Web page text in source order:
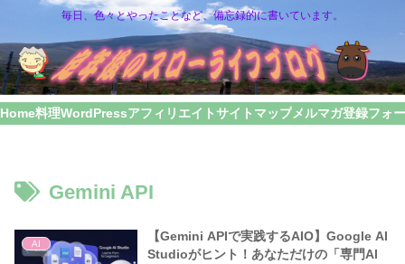
毎日、色々とやったことなど、備忘録的に書いています。
Home料理WordPressアフィリエイトサイトマップメルマガ登録フォ
Gemini API
AI
【Gemini APIで実践するAIO】Google AI
Studioがヒント！あなただけの「専門AI